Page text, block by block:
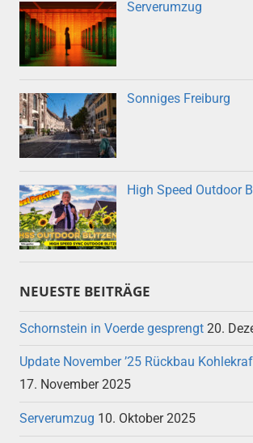
Serverumzug
Sonniges Freiburg
High Speed Outdoor
NEUESTE BEITRÄGE
Schornstein in Voerde gesprengt 20.
Update November ’25 Rückbau
17. November 2025
Serverumzug 10. Oktober 2025